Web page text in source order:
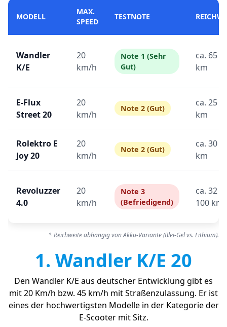
MODELL
MAX.
SPEED
TESTNOTE
Wandler
K/E
20
km/h
Note 1 (Sehr
Gut)
ca. 65 –
km
E-Flux
Street 20
20
km/h
Note 2 (Gut)
ca. 25 –
km
Rolektro E
Joy 20
20
km/h
Note 2 (Gut)
ca. 30 –
km
Revoluzzer
4.0
20
km/h
Note 3
(Befriedigend)
ca. 32 –
100
* Reichweite abhängig von Akku-Variante (Blei-Gel vs. Lithium).
1. Wandler K/E 20
Den Wandler K/E aus deutscher Entwicklung gibt es
mit 20 Km/h bzw. 45 km/h mit Straßenzulassung. Er ist
eines der hochwertigsten Modelle in der Kategorie der
E-Scooter mit Sitz.